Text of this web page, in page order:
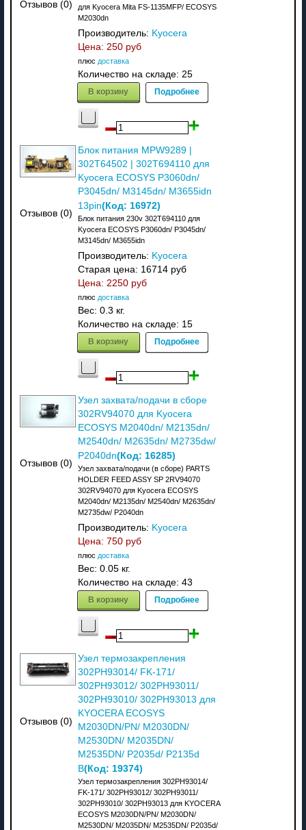
Отзывов (0)
для Kyocera Mita FS-1135MFP/ ECOSYS
M2030dn
Производитель: Kyocera
Цена: 250 руб
плюс доставка
Количество на складе: 25
В корзину Подробнее
Отзывов (0)
Блок питания MPW9289 |
302T64502 | 302T694110 для
Kyocera ECOSYS P3060dn/
P3045dn/ M3145dn/ M3655idn
13pin(Код: 16972)
Блок питания 230v 302T694110 для
Kyocera ECOSYS P3060dn/ P3045dn/
M3145dn/ M3655idn
Производитель: Kyocera
Старая цена: 16714 руб
Цена: 2250 руб
плюс доставка
Вес: 0.3 кг.
Количество на складе: 15
В корзину Подробнее
Отзывов (0)
Узел захвата/подачи в сборе
302RV94070 для Kyocera
ECOSYS M2040dn/ M2135dn/
M2540dn/ M2635dn/ M2735dw/
P2040dn(Код: 16285)
Узел захвата/подачи (в сборе) PARTS
HOLDER FEED ASSY SP 2RV94070
302RV94070 для Kyocera ECOSYS
M2040dn/ M2135dn/ M2540dn/ M2635dn/
M2735dw/ P2040dn
Производитель: Kyocera
Цена: 750 руб
плюс доставка
Вес: 0.05 кг.
Количество на складе: 43
В корзину Подробнее
Отзывов (0)
Узел термозакрепления
302PH93014/ FK-171/
302PH93012/ 302PH93011/
302PH93010/ 302PH93013 для
KYOCERA ECOSYS
M2030DN/PN/ M2030DN/
M2530DN/ M2035DN/
M2535DN/ P2035d/ P2135d
В(Код: 19374)
Узел термозакрепления 302PH93014/
FK-171/ 302PH93012/ 302PH93011/
302PH93010/ 302PH93013 для KYOCERA
ECOSYS M2030DN/PN/ M2030DN/
M2530DN/ M2035DN/ M2535DN/ P2035d/